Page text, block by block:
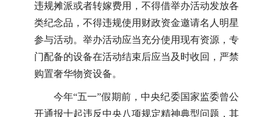
违规摊派或者转嫁费用，不得借举办活动发放各
类纪念品，不得违规使用财政资金邀请名人明星
参与活动。举办活动应当充分使用现有资源，专
门配备的设备在活动结束后应当及时收回，严禁
购置奢华物资设备。
今年“五一”假期前，中央纪委国家监委曾公
开通报十起违反中央八项规定精神典型问题，其